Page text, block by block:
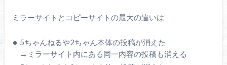
ミラーサイトとコピーサイトの最大の違いは
5ちゃんねるや2ちゃん本体の投稿が消えた
→ミラーサイト内にある同一内容の投稿も消える